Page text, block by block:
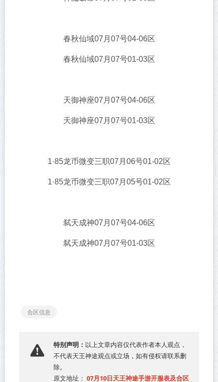
春秋仙域07月07号04-06区
春秋仙域07月07号01-03区
天御神座07月07号04-06区
天御神座07月07号01-03区
1·85龙币微变三职07月06号01-02区
1·85龙币微变三职07月05号01-02区
弑天成神07月07号04-06区
弑天成神07月07号01-03区
合区信息
特别声明： 以上文章内容仅代表作者本人观点，
不代表天王神途观点或立场，如有侵权请联系删
除。
原文地址： 07月10日天王神途手游开服表及合区